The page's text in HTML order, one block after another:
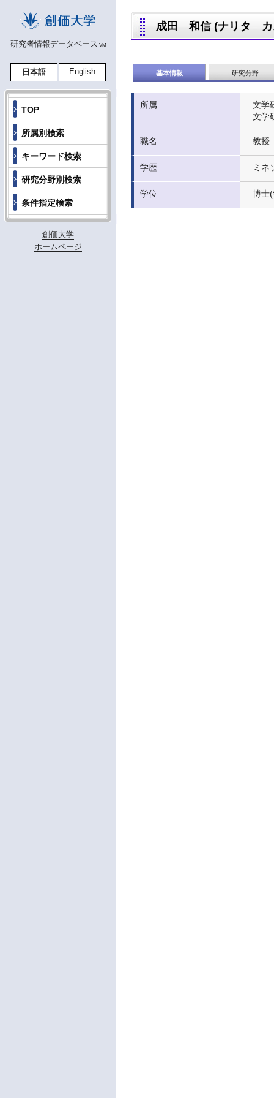
研究者情報データベース VM
日本語 English
TOP
所属別検索
キーワード検索
研究分野別検索
条件指定検索
創価大学
ホームページ
成田 和信 (ナリタ カ
基本情報 研究分野
所属
文学
文学
職名 教授
学歴 ミネ
学位 博士